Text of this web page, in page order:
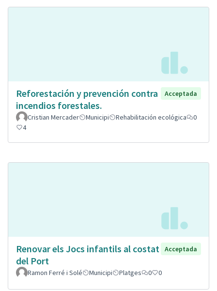
Reforestación y prevención contra
incendios forestales.
Acceptada
Cristian Mercader Municipi Rehabilitación ecológica
0
4
Renovar els Jocs infantils al costat
del Port
Acceptada
Ramon Ferré i Solé Municipi Platges 0 0